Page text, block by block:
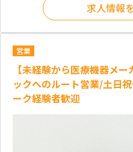
求人情報
営業
【未経験から医療機器メ
ックへのルート営業/土日
ーク経験者歓迎